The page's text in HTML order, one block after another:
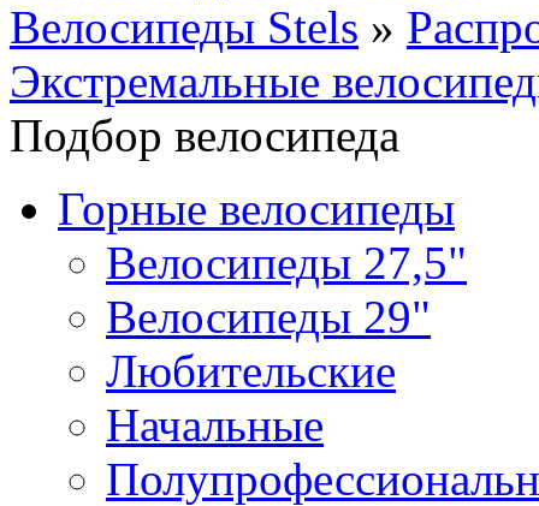
Велосипеды Stels »
Экстремальные
Подбор велосипеда
Горные велосипеды
Велосипеды 27,5"
Велосипеды 29"
Любительские
Начальные